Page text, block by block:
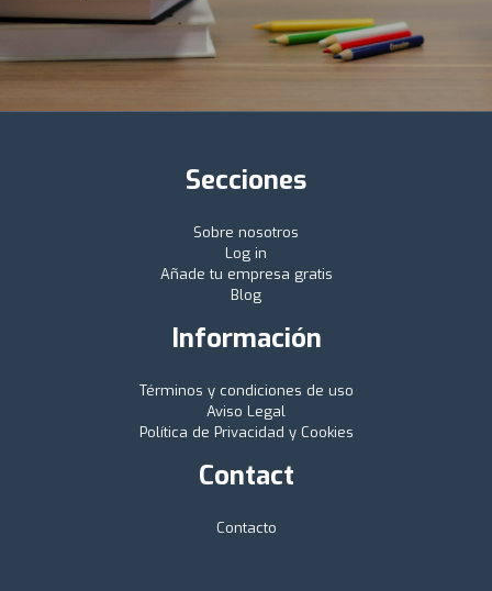
Secciones
Sobre nosotros
Log in
Añade tu empresa gratis
Blog
Información
Términos y condiciones de uso
Aviso Legal
Política de Privacidad y Cookies
Contact
Contacto